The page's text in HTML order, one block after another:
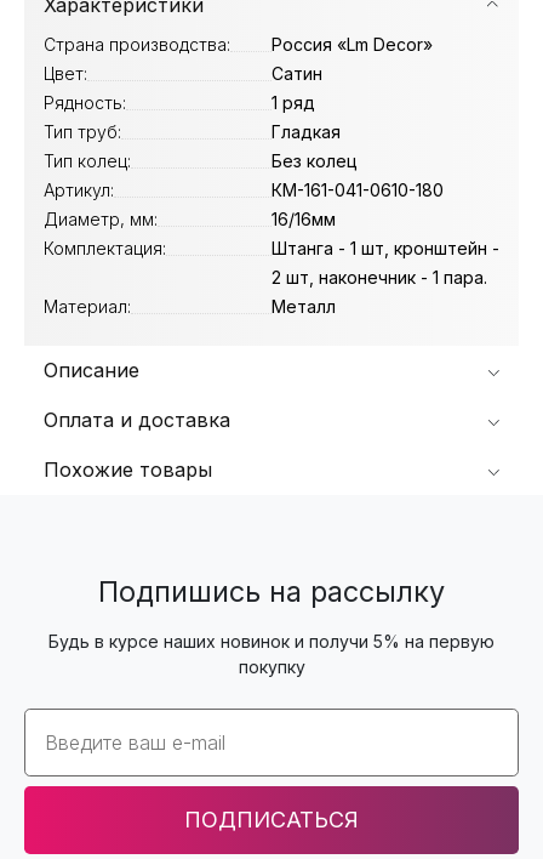
Характеристики
Страна производства:
Россия «Lm Decor»
Цвет:
Сатин
Рядность:
1 ряд
Тип труб:
Гладкая
Тип колец:
Без колец
Артикул:
КМ-161-041-0610-180
Диаметр, мм:
16/16мм
Комплектация:
Штанга - 1 шт, кронштейн -
2 шт, наконечник - 1 пара.
Материал:
Металл
Описание
Оплата и доставка
Похожие товары
Подпишись на рассылку
Будь в курсе наших новинок и получи 5% на первую
покупку
Email
ПОДПИСАТЬСЯ